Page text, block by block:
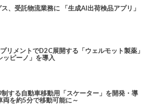
、受託物流業務に 「生成AI出荷検品アプリ」
リメントでD2C展開する「ウェルモット製薬」
ッピーノ」を導入
する自動車移動用「スケーター」を開発・導
両を約5分で移動可能に～